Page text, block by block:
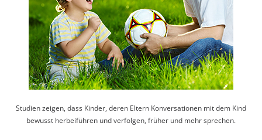
Studien zeigen, dass Kinder, deren Eltern Konversationen mit dem Kind
bewusst herbeiführen und verfolgen, früher und mehr sprechen.